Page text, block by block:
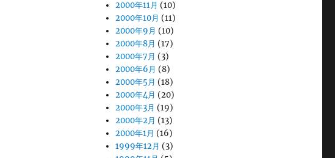
2000年11月 (10)
2000年10月 (11)
2000年9月 (10)
2000年8月 (17)
2000年7月 (3)
2000年6月 (8)
2000年5月 (18)
2000年4月 (20)
2000年3月 (19)
2000年2月 (13)
2000年1月 (16)
1999年12月 (3)